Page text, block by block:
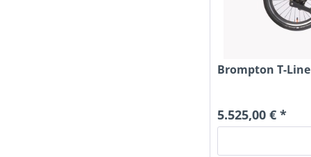
Brompton T-
5.525,00 € *